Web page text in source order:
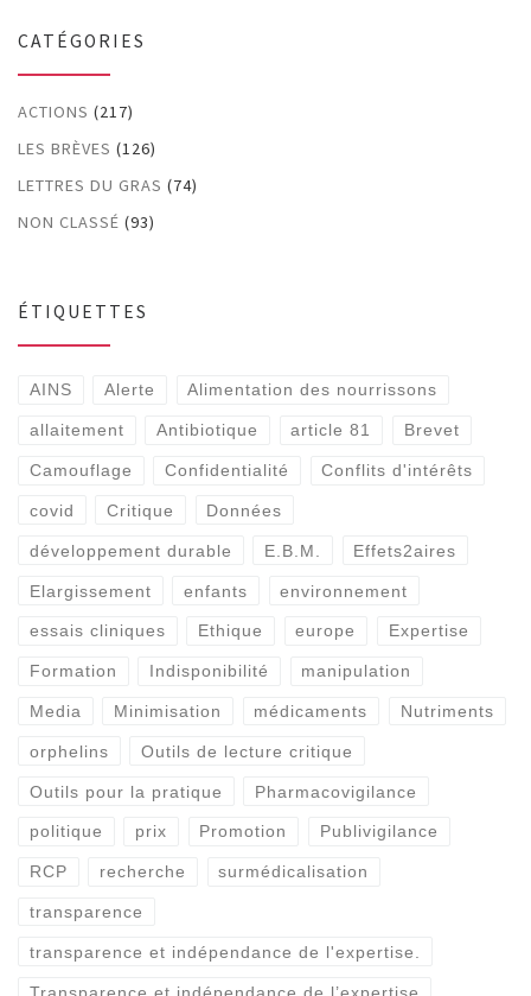
CATÉGORIES
ACTIONS (217)
LES BRÈVES (126)
LETTRES DU GRAS (74)
NON CLASSÉ (93)
ÉTIQUETTES
AINS Alerte Alimentation des nourrissons
allaitement Antibiotique article 81 Brevet
Camouflage Confidentialité Conflits d'intérêts
covid Critique Données
développement durable E.B.M. Effets2aires
Elargissement enfants environnement
essais cliniques Ethique europe Expertise
Formation Indisponibilité manipulation
Media Minimisation médicaments Nutriments
orphelins Outils de lecture critique
Outils pour la pratique Pharmacovigilance
politique prix Promotion Publivigilance
RCP recherche surmédicalisation
transparence
transparence et indépendance de l'expertise.
Transparence et indépendance de l’expertise